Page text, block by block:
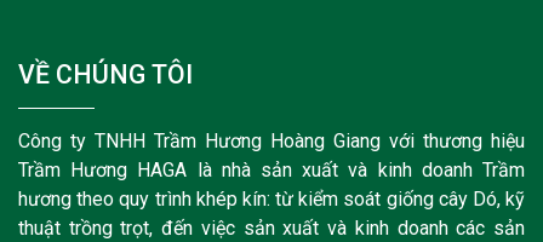
VỀ CHÚNG TÔI
Công ty TNHH Trầm Hương Hoàng Giang với thương hiệu
Trầm Hương HAGA là nhà sản xuất và kinh doanh Trầm
hương theo quy trình khép kín: từ kiểm soát giống cây Dó, kỹ
thuật trồng trọt, đến việc sản xuất và kinh doanh các sản